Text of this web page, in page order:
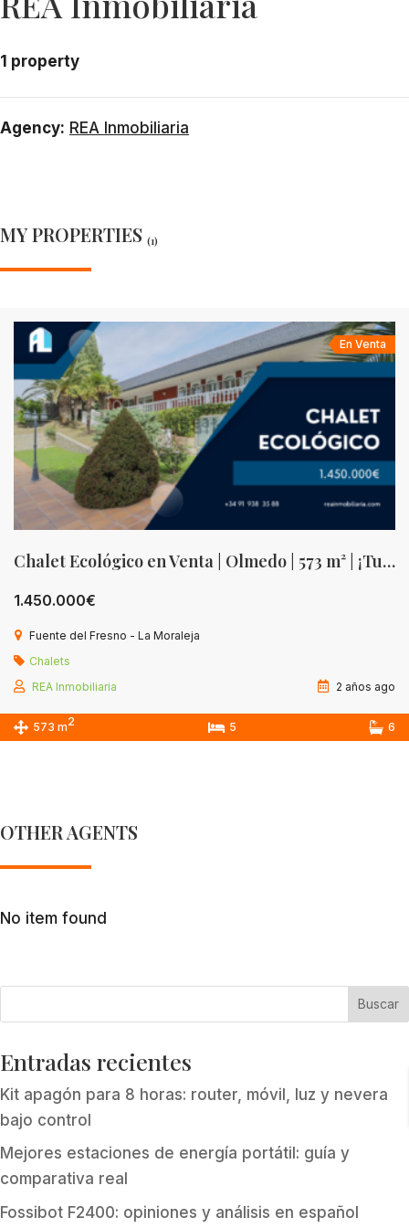
1 property
Agency: REA Inmobiliaria
MY PROPERTIES (1)
En Venta
Chalet Ecológico en Venta | Olmedo | 573 m² | ¡Tu Oasis Sostenible!
1.450.000€
Fuente del Fresno - La Moraleja
Chalets
REA Inmobiliaria
2 años ago
573 m2 5 6
OTHER AGENTS
No item found
Entradas recientes
Kit apagón para 8 horas: router, móvil, luz y nevera
bajo control
Mejores estaciones de energía portátil: guía y
comparativa real
Fossibot F2400: opiniones y análisis en español